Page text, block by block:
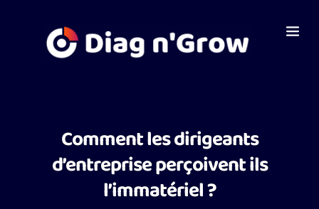
Comment les dirigeants
d’entreprise perçoivent ils
l’immatériel ?